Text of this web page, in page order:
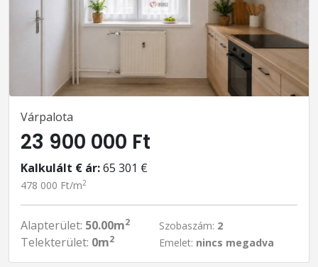
Várpalota
23 900 000 Ft
Kalkulált € ár:65 301 €
478 000 Ft/m2
Alapterület: 50.00m2
Telekterület: 0m2
Szobaszám: 2
Emelet: nincs megadva